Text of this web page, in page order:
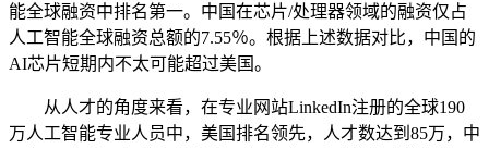
能全球融资中排名第一。中国在芯片/处理器领域的融资仅占
人工智能全球融资总额的7.55％。根据上述数据对比，中国的
AI芯片短期内不太可能超过美国。
从人才的角度来看，在专业网站LinkedIn注册的全球190
万人工智能专业人员中，美国排名领先，人才数达到85万，中